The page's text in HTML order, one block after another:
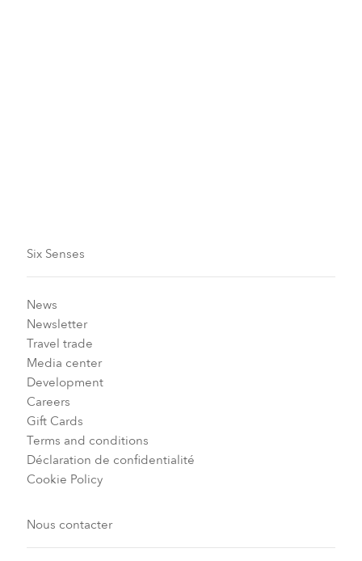
Six Senses
News
Newsletter
Travel trade
Media center
Development
Careers
Gift Cards
Terms and conditions
Déclaration de confidentialité
Cookie Policy
Nous contacter